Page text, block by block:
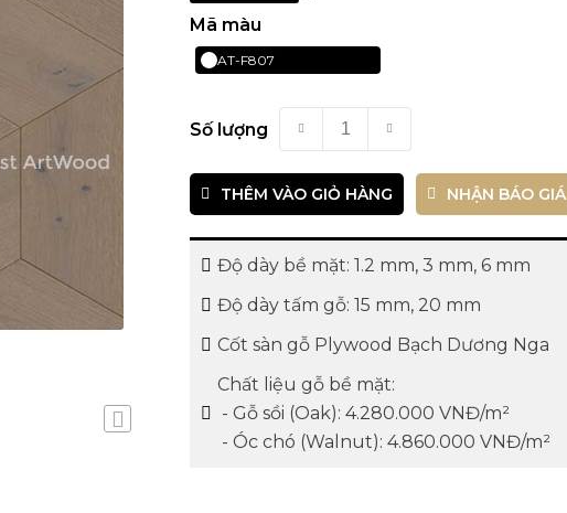
Mã màu
AT-F807
Liên
hệ
Số lượng
THÊM VÀO GIỎ HÀNG NHẬN BÁO GIÁ
Độ dày bề mặt: 1.2 mm, 3 mm, 6 mm
Độ dày tấm gỗ: 15 mm, 20 mm
Cốt sàn gỗ Plywood Bạch Dương Nga
Chất liệu gỗ bề mặt:
- Gỗ sồi (Oak): 4.280.000 VNĐ/m²
- Óc chó (Walnut): 4.860.000 VNĐ/m²